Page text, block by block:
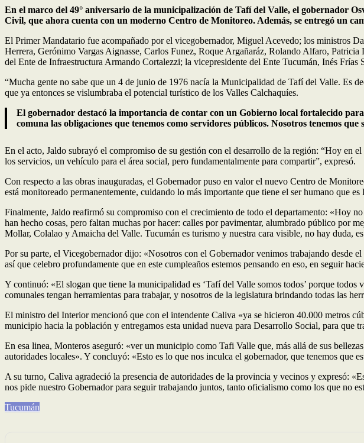
En el marco del 49° aniversario de la municipalización de Tafí del Valle, el gobernador
Civil, que ahora cuenta con un moderno Centro de Monitoreo. Además, se entregó un
El Primer Mandatario fue acompañado por el vicegobernador, Miguel Acevedo; los ministros
Herrera, Gerónimo Vargas Aignasse, Carlos Funez, Roque Argañaráz, Rolando Alfaro,
del Ente de Infraestructura Armando Cortalezzi; la vicepresidente del Ente Tucumán, Inés
“Mucha gente no sabe que un 4 de junio de 1976 nacía la Municipalidad de Tafí del Valle. Es
que ya entonces se vislumbraba el potencial turístico de los Valles Calchaquíes.
El gobernador destacó la importancia de contar con un Gobierno local fortalecido
comuna las obligaciones que tenemos como servidores públicos. Nosotros tenemos
En el acto, Jaldo subrayó el compromiso de su gestión con el desarrollo de la región: “Hoy en
los servicios, un vehículo para el área social, pero fundamentalmente para compartir”, expresó.
Con respecto a las obras inauguradas, el Gobernador puso en valor el nuevo Centro de
está monitoreado permanentemente, cuidando lo más importante que tiene el ser humano que
Finalmente, Jaldo reafirmó su compromiso con el crecimiento de todo el departamento: «Hoy
han hecho cosas, pero faltan muchas por hacer: calles por pavimentar, alumbrado público por
Mollar, Colalao y Amaicha del Valle. Tucumán es turismo y nuestra cara visible, no hay duda,
Por su parte, el Vicegobernador dijo: «Nosotros con el Gobernador venimos trabajando desde
así que celebro profundamente que en este cumpleaños estemos pensando en eso, en seguir
Y continuó: «El slogan que tiene la municipalidad es ‘Tafí del Valle somos todos’ porque
comunales tengan herramientas para trabajar, y nosotros de la legislatura brindando todas las
El ministro del Interior mencionó que con el intendente Caliva «ya se hicieron 40.000 metros
municipio hacia la población y entregamos esta unidad nueva para Desarrollo Social, para que
En esa linea, Monteros aseguró: «ver un municipio como Tafi Valle que, más allá de sus
autoridades locales». Y concluyó: «Esto es lo que nos inculca el gobernador, que tenemos que
A su turno, Caliva agradeció la presencia de autoridades de la provincia y vecinos y expresó:
nos pide nuestro Gobernador para seguir trabajando juntos, tanto oficialismo como los que no
Tucumán